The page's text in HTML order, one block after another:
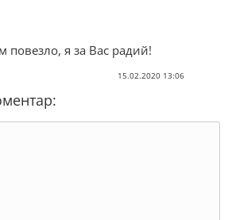
повезло, я за Вас радий!
15.02.2020 13:06